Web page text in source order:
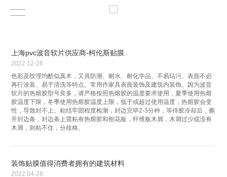
上海pvc波音软片供应商-柯伦斯贴膜
2022 12-26
色彩及纹理均酷似真木，又具防潮、耐水、耐化学品、不易玷污、表面不必
再行涂装、易于清洗等特点。常用作家具表面装饰及建筑内装饰。因为波音
软片的热熔胶型号良多，请严格按照热熔胶的温度要求使用，夏季使用热熔
胶温度下限，冬季使用热熔胶温度上限，低于或超过使用温度，热熔胶会变
性，导致封不上。粘结牢固程度检测，封边完毕2-3分种，等待胶冷却后，撕
开封边条，封边条上需粘有热熔胶和刨花板，纤维板木屑，木屑过少或没有
木屑，则粘不住，分歧格。
装饰贴膜值得消费者拥有的建筑材料
2022 04-28